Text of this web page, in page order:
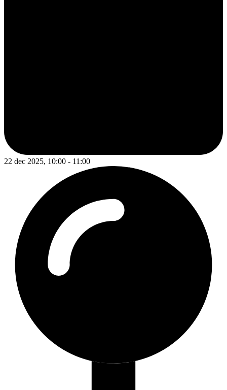
22 dec 2025, 10:00 - 11:00